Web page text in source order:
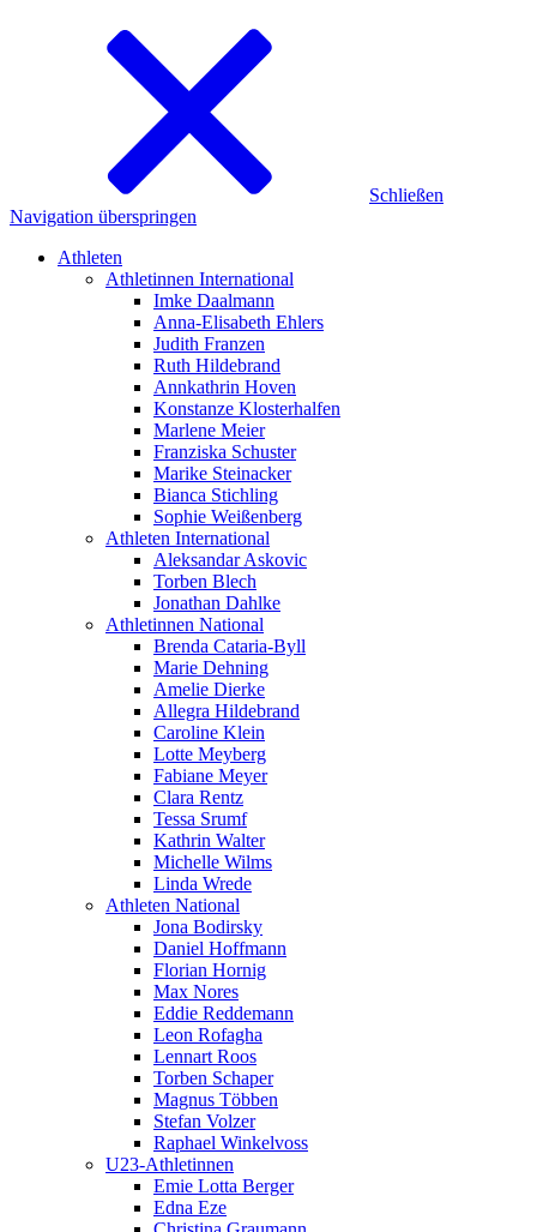
Schließen
Navigation überspringen
Athleten
Athletinnen International
Imke Daalmann
Anna-Elisabeth Ehlers
Judith Franzen
Ruth Hildebrand
Annkathrin Hoven
Konstanze Klosterhalfen
Marlene Meier
Franziska Schuster
Marike Steinacker
Bianca Stichling
Sophie Weißenberg
Athleten International
Aleksandar Askovic
Torben Blech
Jonathan Dahlke
Athletinnen National
Brenda Cataria-Byll
Marie Dehning
Amelie Dierke
Allegra Hildebrand
Caroline Klein
Lotte Meyberg
Fabiane Meyer
Clara Rentz
Tessa Srumf
Kathrin Walter
Michelle Wilms
Linda Wrede
Athleten National
Jona Bodirsky
Daniel Hoffmann
Florian Hornig
Max Nores
Eddie Reddemann
Leon Rofagha
Lennart Roos
Torben Schaper
Magnus Többen
Stefan Volzer
Raphael Winkelvoss
U23-Athletinnen
Emie Lotta Berger
Edna Eze